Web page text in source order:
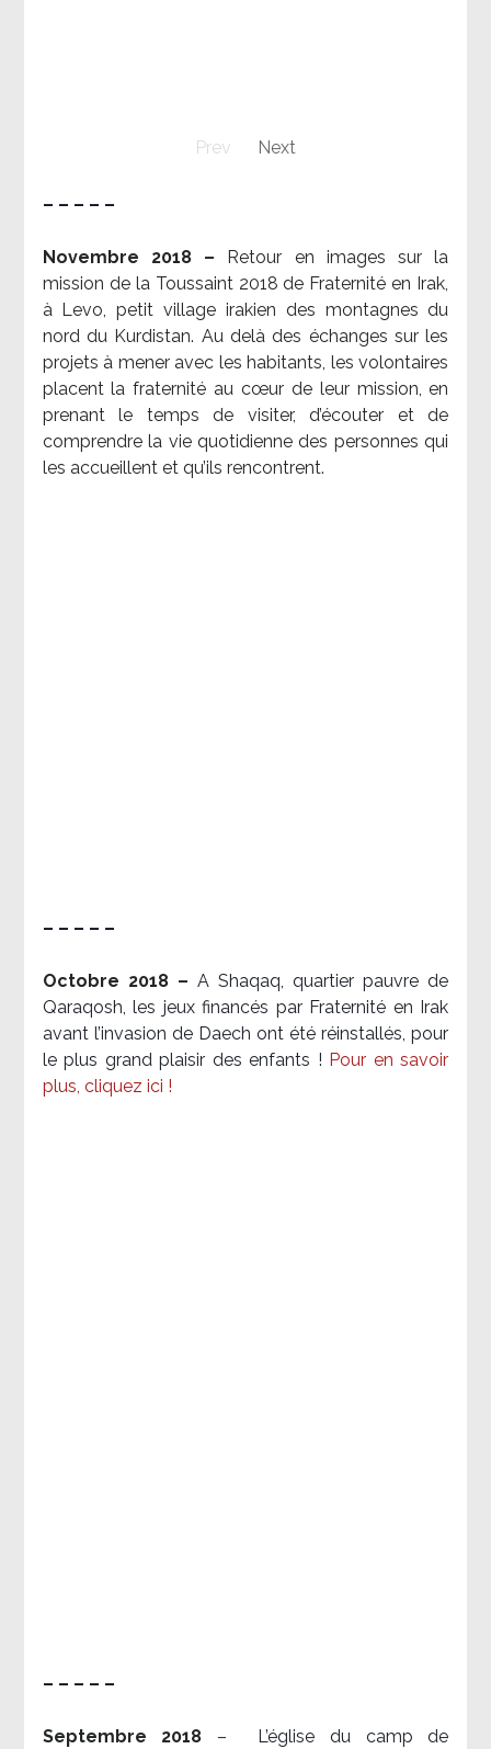
Prev Next
– – – – –
Novembre 2018 –
Retour en images sur la
mission de la Toussaint 2018 de Fraternité en Irak,
à Levo, petit village irakien des montagnes du
nord du Kurdistan. Au delà des échanges sur les
projets à mener avec les habitants, les volontaires
placent la fraternité au cœur de leur mission, en
prenant le temps de visiter, d’écouter et de
comprendre la vie quotidienne des personnes qui
les accueillent et qu’ils rencontrent.
– – – – –
Octobre 2018 – A Shaqaq, quartier pauvre de
Qaraqosh, les jeux financés par Fraternité en Irak​
avant l’invasion de Daech ont été réinstallés, pour
le plus grand plaisir des enfants ! Pour en savoir
plus, cliquez ici !
– – – – –
Septembre 2018 –
L’église du camp de